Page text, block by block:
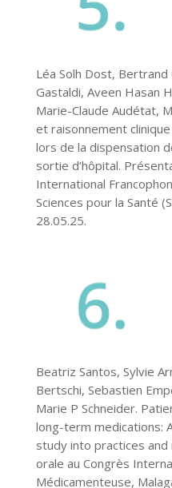
Léa Solh Dost, Bertrand
Gastaldi, Aveen Hasan
Marie-Claude Audétat,
et raisonnement
lors de la dispensation
sortie d’hôpital.
International
Sciences pour la Santé
28.05.25.
Beatriz Santos, Sylvie
Bertschi, Sebastien
Marie P Schneider.
long-term medications:
study into practices
orale au Congrès
Médicamenteuse,